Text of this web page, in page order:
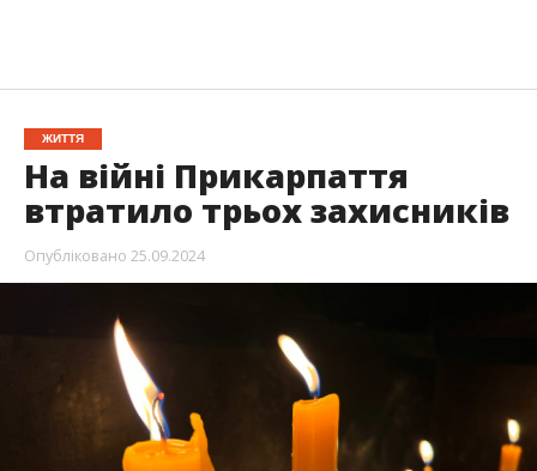
ЖИТТЯ
На війні Прикарпаття
втратило трьох захисників
Опубліковано 25.09.2024